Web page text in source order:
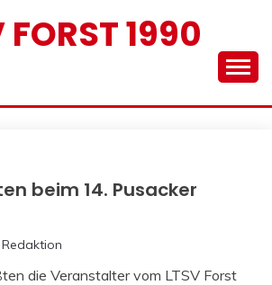
FORST 1990
beim 14. Pusacker
Redaktion
die Veranstalter vom LTSV Forst